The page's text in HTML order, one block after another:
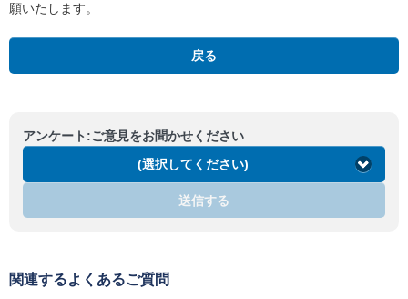
願いたします。
戻る
アンケート:ご意見をお聞かせください
(選択してください)
送信する
関連するよくあるご質問